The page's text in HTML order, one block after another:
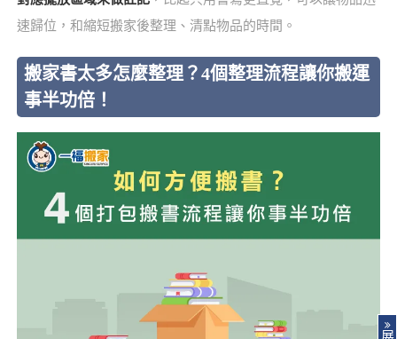
速歸位，和縮短搬家後整理、清點物品的時間。
搬家書太多怎麼整理？4個整理流程讓你搬運
事半功倍！